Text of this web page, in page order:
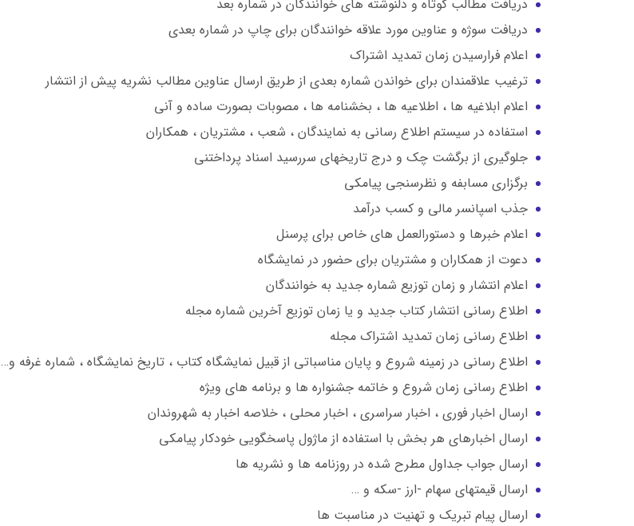
دریافت مطالب کوتاه و دلنوشته های خوانندگان در شماره بعد
دریافت سوژه و عناوین مورد علاقه خوانندگان برای چاپ در شماره بعدی
اعلام فرارسیدن زمان تمدید اشتراک
ترغیب علاقمندان برای خواندن شماره بعدی از طریق ارسال عناوین مطالب نشریه پیش از انتشار
اعلام ابلاغیه ها ، اطلاعیه ها ، بخشنامه ها ، مصوبات بصورت ساده و آنی
استفاده در سیستم اطلاع رسانی به نمایندگان ، شعب ، مشتریان ، همکاران
جلوگیری از برگشت چک و درج تاریخهای سررسید اسناد پرداختنی
برگزاری مسابفه و نظرسنجی پیامکی
جذب اسپانسر مالی و کسب درآمد
اعلام خبرها و دستورالعمل های خاص برای پرسنل
دعوت از همکاران و مشتریان برای حضور در نمایشگاه
اعلام انتشار و زمان توزیع شماره جدید به خوانندگان
اطلاع رسانی انتشار کتاب جدید و یا زمان توزیع آخرین شماره مجله
اطلاع رسانی زمان تمدید اشتراک مجله
اطلاع رسانی در زمینه شروع و پایان مناسباتی از قبیل نمایشگاه کتاب ، تاریخ نمایشگاه ، شماره غرفه و…
اطلاع رسانی زمان شروع و خاتمه جشنواره ها و برنامه های ویژه
ارسال اخبار فوری ، اخبار سراسری ، اخبار محلی ، خلاصه اخبار به شهروندان
ارسال اخبارهای هر بخش با استفاده از ماژول پاسخگویی خودکار پیامکی
ارسال جواب جداول مطرح شده در روزنامه ها و نشریه ها
ارسال قیمتهای سهام -ارز -سکه و …
ارسال پیام تبریک و تهنیت در مناسبت ها